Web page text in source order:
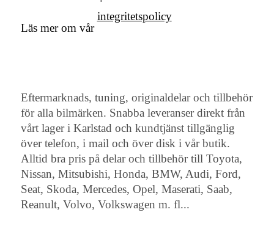
Läs mer om vår
integritetspolicy
Eftermarknads, tuning, originaldelar och tillbehör
för alla bilmärken. Snabba leveranser direkt från
vårt lager i Karlstad och kundtjänst tillgänglig
över telefon, i mail och över disk i vår butik.
Alltid bra pris på delar och tillbehör till Toyota,
Nissan, Mitsubishi, Honda, BMW, Audi, Ford,
Seat, Skoda, Mercedes, Opel, Maserati, Saab,
Reanult, Volvo, Volkswagen m. fl...